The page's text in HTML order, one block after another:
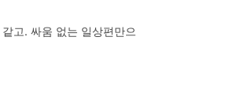
고. 싸움 없는 일상편만으